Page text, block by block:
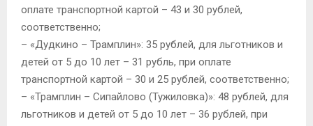
оплате транспортной картой – 43 и 30 рублей,
соответственно;
– «Дудкино – Трамплин»: 35 рублей, для льготников и
детей от 5 до 10 лет – 31 рубль, при оплате
транспортной картой – 30 и 25 рублей, соответственно;
– «Трамплин – Сипайлово (Тужиловка)»: 48 рублей, для
льготников и детей от 5 до 10 лет – 36 рублей, при